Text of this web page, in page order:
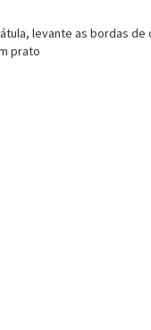
levante as bordas
prato